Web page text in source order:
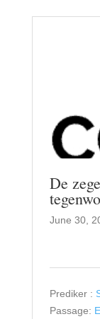
De
June 30,
Prediker :
Passage: